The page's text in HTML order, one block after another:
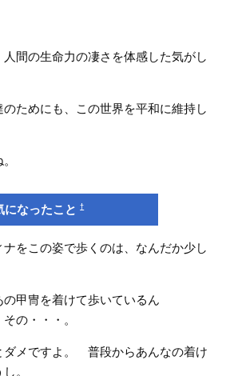
人間の生命力の凄さを体感した気がし
のためにも、この世界を平和に維持し
になったこと†
ナをこの姿で歩くのは、なんだか少し
の甲冑を着けて歩いているん
の・・・。
ダメですよ。 普段からあんなの着け
。